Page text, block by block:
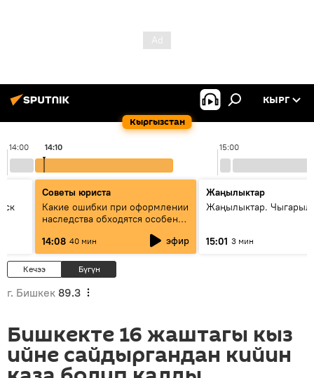
Кыргызстан
КЫРГ
14:00 15:00
14:10
Советы юриста
Какие ошибки при оформлении
наследства обходятся особенно
дорого - советы юриста
14:08 40 мин эфир
Жаңылыктар
Жаңылыктар.
15:01 3 мин
Кечээ Бүгүн
г. Бишкек 89.3
Бишкекте 16 жаштагы кыз
ийне сайдыргандан кийин